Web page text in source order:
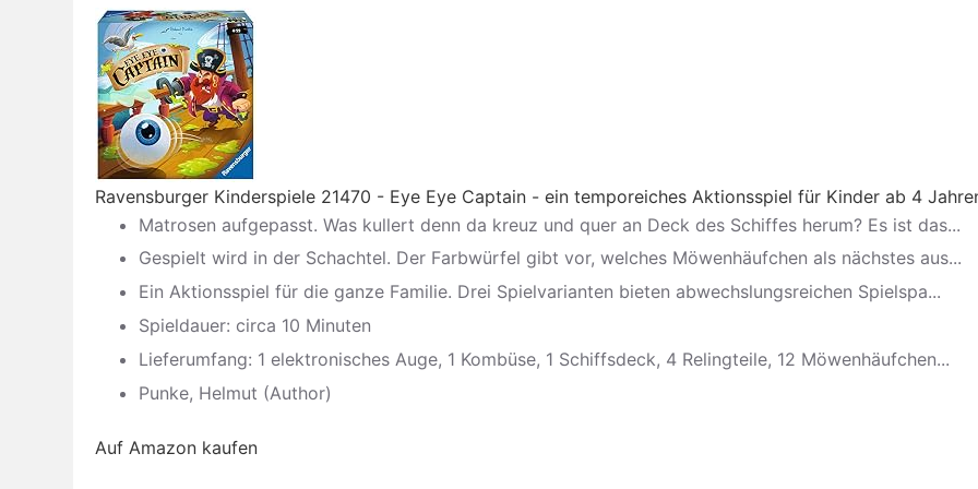
Ravensburger Kinderspiele 21470 - Eye Eye Captain - ein temporeiches Aktionsspiel für Kinder ab 4
Matrosen aufgepasst. Was kullert denn da kreuz und quer an Deck des Schiffes herum? Es ist das...
Gespielt wird in der Schachtel. Der Farbwürfel gibt vor, welches Möwenhäufchen als nächstes aus...
Ein Aktionsspiel für die ganze Familie. Drei Spielvarianten bieten abwechslungsreichen Spielspa...
Spieldauer: circa 10 Minuten
Lieferumfang: 1 elektronisches Auge, 1 Kombüse, 1 Schiffsdeck, 4 Relingteile, 12 Möwenhäufchen...
Punke, Helmut (Author)
Auf Amazon kaufen